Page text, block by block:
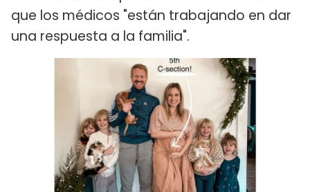
que los médicos "están trabajando en dar
una respuesta a la familia".